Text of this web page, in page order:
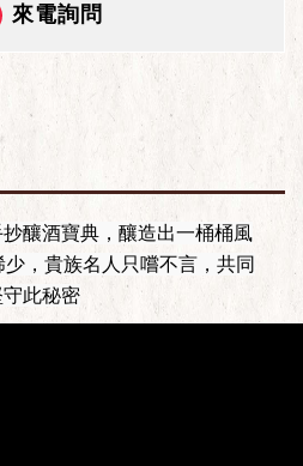
來電詢問
釀酒寶典，釀造出一桶桶風
，貴族名人只嚐不言，共同
此秘密